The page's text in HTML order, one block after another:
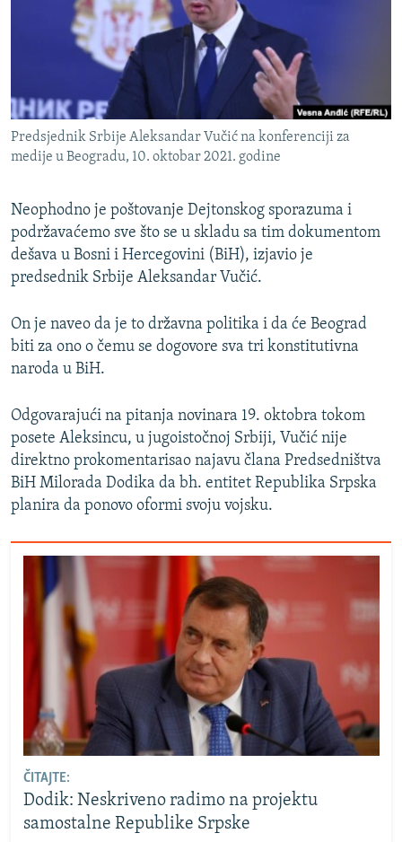
ISPRIČAJ MI
DNEVNO@RSE
VIŠE OD NASLOVA
GENOCID U SREBRENICI
TV LIBERTY
MOJA EVROPA
SVE KARTE DEJTONA
NASTANAK I RASPAD JUGOSLAVIJE
PRATITE NAS
Sve RFE/RL stranice
Predsjednik Srbije Aleksandar Vučić na konferenciji za
medije u Beogradu, 10. oktobar 2021. godine
Neophodno je poštovanje Dejtonskog sporazuma i
podržavaćemo sve što se u skladu sa tim dokumentom
dešava u Bosni i Hercegovini (BiH), izjavio je
predsednik Srbije Aleksandar Vučić.
On je naveo da je to državna politika i da će Beograd
biti za ono o čemu se dogovore sva tri konstitutivna
naroda u BiH.
Odgovarajući na pitanja novinara 19. oktobra tokom
posete Aleksincu, u jugoistočnoj Srbiji, Vučić nije
direktno prokomentarisao najavu člana Predsedništva
BiH Milorada Dodika da bh. entitet Republika Srpska
planira da ponovo oformi svoju vojsku.
ČITAJTE:
Dodik: Neskriveno radimo na projektu
samostalne Republike Srpske